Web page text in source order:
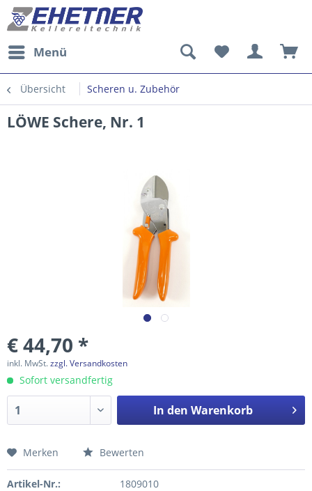
Menü
Übersicht Scheren u. Zubehör
LÖWE Schere, Nr. 1
€ 44,70 *
inkl. MwSt.zzgl. Versandkosten
Sofort versandfertig
In den Warenkorb
Preis anfragen
Merken Bewerten
Artikel-Nr.: 1809010